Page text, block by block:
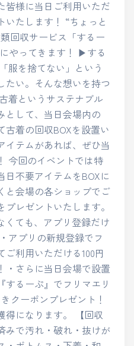
皆様に当日ご利用いただ
いたします！ “ちょっと
回収サービス「するー
にやってきます！ ▶する
服を捨てない」という
たい。そんな想いを持つ
着というサステナブル
として、当日会場内の
古着の回収BOXを設置い
イテムがあれば、ぜひ当
今回のイベントでは特
日不要アイテムをBOXに
と会場の各ショップでご
レゼントいたします。
くても、アプリ登録だけ
アプリの新規登録でフ
利用いただける100円
・さらに当日会場で設置
するーぷ』でフリマエリ
クーポンプレゼント！
になります。 【回収
みで汚れ・破れ・抜けが